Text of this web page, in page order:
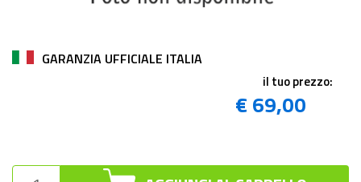
GARANZIA UFFICIALE ITALIA
il tuo prezzo:
€ 69,00